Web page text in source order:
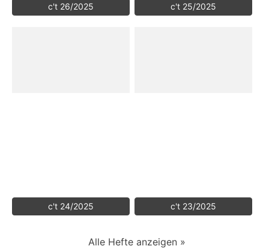
c't 26/2025 c't 25/2025
c't 24/2025 c't 23/2025
Alle Hefte anzeigen »